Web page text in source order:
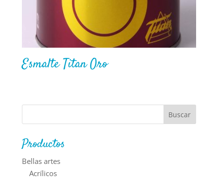
Esmalte Titan Oro
Productos
Bellas artes
Acrílicos